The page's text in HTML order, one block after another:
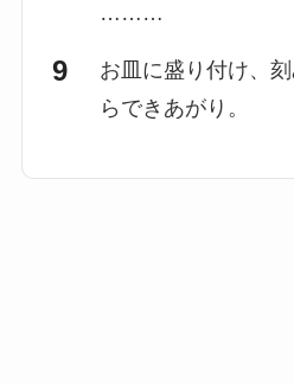
………
お皿に盛り付け、
らできあがり。